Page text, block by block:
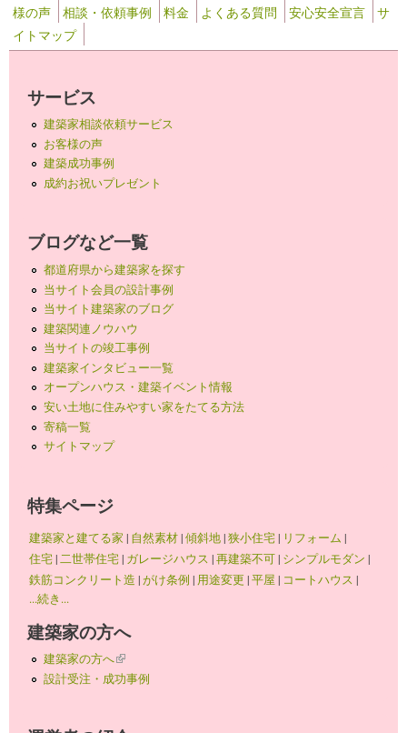
様の声
相談・依頼事例 料金 よくある質問 安心安全宣言
サ
イトマップ
サービス
建築家相談依頼サービス
お客様の声
建築成功事例
成約お祝いプレゼント
ブログなど一覧
都道府県から建築家を探す
当サイト会員の設計事例
当サイト建築家のブログ
建築関連ノウハウ
当サイトの竣工事例
建築家インタビュー一覧
オープンハウス・建築イベント情報
安い土地に住みやすい家をたてる方法
寄稿一覧
サイトマップ
特集ページ
建築家と建てる家 | 自然素材|傾斜地|狭小住宅| リフォーム |
住宅| 二世帯住宅| ガレージハウス |再建築不可| シンプルモダン |
鉄筋コンクリート造 |がけ条例 | 用途変更 |平屋 | コートハウス |
...続き...
建築家の方へ
建築家の方へ(link is external)
設計受注・成功事例